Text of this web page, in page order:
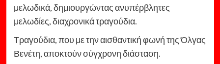
μελωδικά, δημιουργώντας ανυπέρβλητες
μελωδίες, διαχρονικά τραγούδια.
Τραγούδια, που με την αισθαντική φωνή της Όλγας
Βενέτη, αποκτούν σύγχρονη διάσταση.